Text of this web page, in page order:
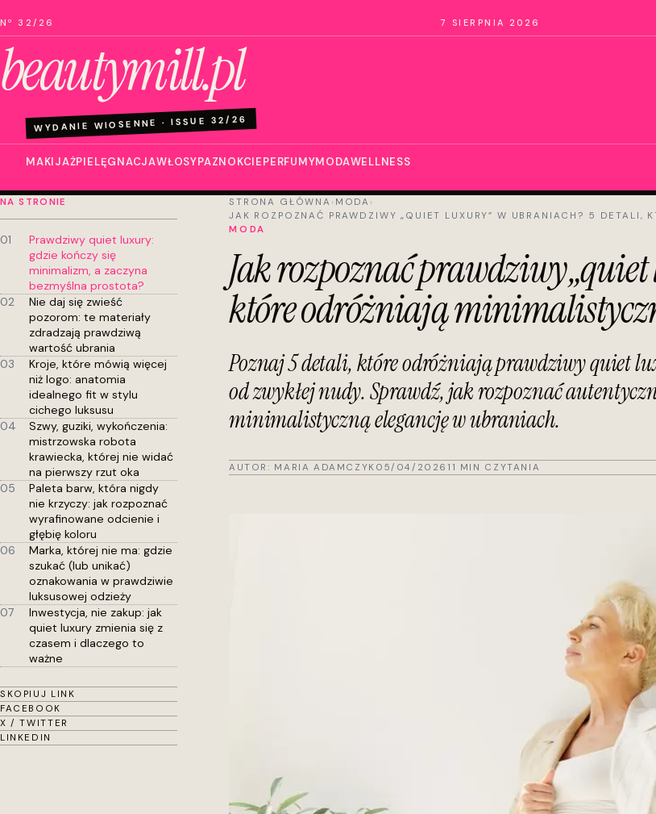
Nº 32/26 7 SIERPNIA 2026
beautymill.pl
WYDANIE WIOSENNE · ISSUE 32/26
MAKIJAŻPIELĘGNACJAWŁOSYPAZNOKCIEPERFUMYMODAWELLNESS
NA STRONIE
01
Prawdziwy quiet luxury:
gdzie kończy się
minimalizm, a zaczyna
bezmyślna prostota?
02
Nie daj się zwieść
pozorom: te materiały
zdradzają prawdziwą
wartość ubrania
03
Kroje, które mówią więcej
niż logo: anatomia
idealnego fit w stylu
cichego luksusu
04
Szwy, guziki, wykończenia:
mistrzowska robota
krawiecka, której nie widać
na pierwszy rzut oka
05
Paleta barw, która nigdy
nie krzyczy: jak rozpoznać
wyrafinowane odcienie i
głębię koloru
06
Marka, której nie ma: gdzie
szukać (lub unikać)
oznakowania w prawdziwie
luksusowej odzieży
07
Inwestycja, nie zakup: jak
quiet luxury zmienia się z
czasem i dlaczego to
ważne
SKOPIUJ LINK
FACEBOOK
X / TWITTER
LINKEDIN
STRONA GŁÓWNA › MODA ›
JAK ROZPOZNAĆ PRAWDZIWY „QUIET LUXURY” W UBRANIACH? 5
MODA
Jak rozpoznać prawdziwy
które odróżniają
Poznaj 5 detali, które odróżniają prawdziwy quiet
od zwykłej nudy. Sprawdź, jak rozpoznać
minimalistyczną elegancję w ubraniach.
AUTOR: MARIA ADAMCZYK 05/04/2026 11 MIN CZYTANIA